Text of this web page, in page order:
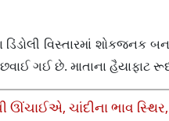
વિસ્તારમાં શોકજનક
ગઈ છે. માતાના
ઊંચાઈએ, ચાંદીના ભાવ